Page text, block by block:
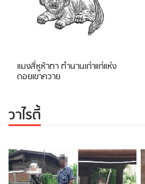
แมงสี่หูห้าตา ตำนานเก่าแก่แห่ง
ดอยเขาควาย
วาไรตี้